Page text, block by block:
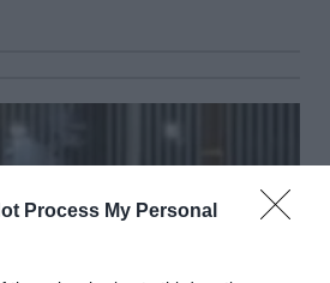
Process My Personal